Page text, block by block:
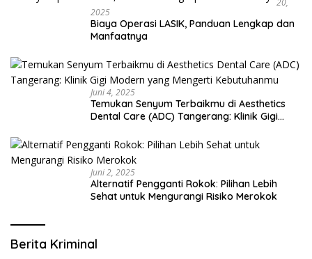
20,
2025
Biaya Operasi LASIK, Panduan Lengkap dan
Manfaatnya
Juni 4, 2025
Temukan Senyum Terbaikmu di Aesthetics
Dental Care (ADC) Tangerang: Klinik Gigi
Juni 2, 2025
Alternatif Pengganti Rokok: Pilihan Lebih
Sehat untuk Mengurangi Risiko Merokok
Berita Kriminal